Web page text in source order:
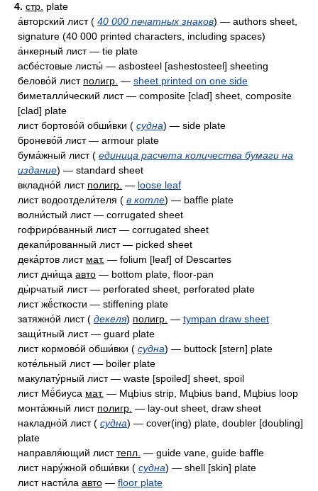
4. стр. plate
а́вторский лист ( 40 000 печатных знаков) — authors sheet,
signature (40 000 printed characters, including spaces)
а́нкерный лист — tie plate
асбе́стовые листы́ — asbosteel [ashestosteel] sheeting
белово́й лист полигр. — sheet printed on one side
биметалли́ческий лист — composite [clad] sheet, composite
[clad] plate
лист бортово́й обши́вки ( судна) — side plate
бронево́й лист — armour plate
бума́жный лист ( единица расчета количества бумаги на
издание) — standard sheet
вкладно́й лист полигр. — loose leaf
лист водоотдели́теля ( в котле) — baffle plate
волни́стый лист — corrugated sheet
гофриро́ванный лист — corrugated sheet
декапи́рованный лист — picked sheet
дека́ртов лист мат. — folium [leaf] of Descartes
лист дни́ща авто — bottom plate, floor-pan
ды́рчатый лист — perforated sheet, perforated plate
лист жё́сткости — stiffening plate
затяжно́й лист ( декеля) полигр. — tympan draw sheet
защи́тный лист — guard plate
лист кормово́й обши́вки ( судна) — buttock [stern] plate
коте́льный лист — boiler plate
макулату́рный лист — waste [spoiled] sheet, spoil
лист Мё́биуса мат. — Mцbius strip, Mцbius band, Mцbius loop
монта́жный лист полигр. — lay-out sheet, draw sheet
накладно́й лист ( судна) — cover(ing) plate, doubler [doubling]
plate
направля́ющий листтепл. — guide vane, guide baffle
лист нару́жной обши́вки ( судна) — shell [skin] plate
лист насти́ла авто — floor plate